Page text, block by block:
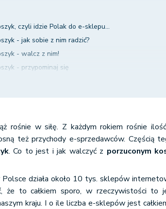
czyli idzie Polak do e-sklepu...
- jak sobie z nim radzić?
- walcz z nim!
- przypominaj się
rośnie w siłę. Z każdym rokiem rośnie
też przychody e-sprzedawców. Częścią
. Co to jest i jak walczyć z porzuconym
Polsce działa około 10 tys. sklepów
że to całkiem sporo, w rzeczywistości to
kraju. I o ile liczba e-sklepów jest